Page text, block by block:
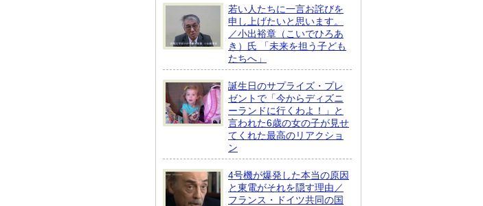
若い人たちに一言お詫びを
申し上げたいと思います。
／小出裕章（こいでひろあ
き）氏 「未来を担う子ども
たちへ」
誕生日のサプライズ・プレ
ゼントで「今からディズニ
ーランドに行くわよ！」と
言われた6歳の女の子が見せ
てくれた最高のリアクショ
ン
4号機が爆発した本当の原因
と東電がそれを隠す理由／
フランス・ドイツ共同の国